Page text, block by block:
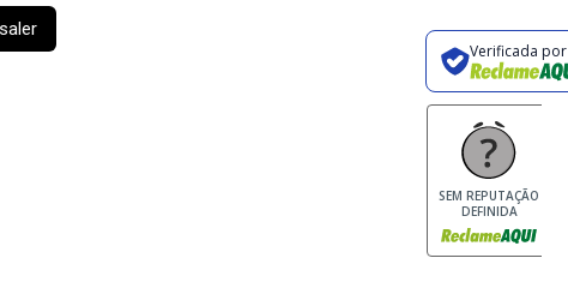
Verificada por
SEM REPUTAÇÃO
DEFINIDA